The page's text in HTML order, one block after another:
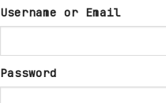
Username or Email
Password